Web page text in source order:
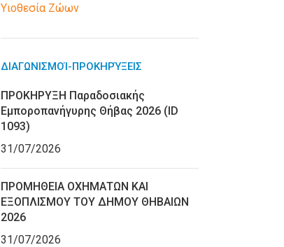
Υιοθεσία Ζώων
ΔΙΑΓΩΝΙΣΜΟΊ-ΠΡΟΚΗΡΎΞΕΙΣ
ΠΡΟΚΗΡΥΞΗ Παραδοσιακής
Εμποροπανήγυρης Θήβας 2026 (ID
1093)
31/07/2026
ΠΡΟΜΗΘΕΙΑ ΟΧΗΜΑΤΩΝ ΚΑΙ
ΕΞΟΠΛΙΣΜΟΥ ΤΟΥ ΔΗΜΟΥ ΘΗΒΑΙΩΝ
2026
31/07/2026